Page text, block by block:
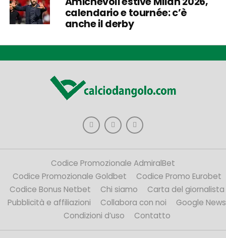
calendario e tournée: c’è
anche il derby
Codice Promozionale AdmiralBet
Codice Promozionale Goldbet
Codice Promo Eurobet
Codice Bonus Netbet
Chi siamo
Carta del giornalista
Pubblicità e affiliazioni
Collabora con noi
Google News
Condizioni d’uso
Contatto